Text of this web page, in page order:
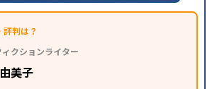
一貫校生に対応
季節講習のみの受講可
学校高学年の個別指導塾アンケート調査方法
判は？
ィクションライター
美子